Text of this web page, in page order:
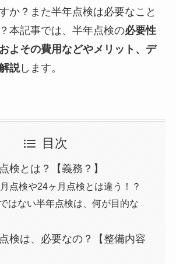
か？また半年点検は必要なこと
本記事では、半年点検の必要性
よその費用などやメリット、デ
説します。
目次
検とは？【義務？】
点検や24ヶ月点検とは違う！？
はない半年点検は、何が目的な
検は、必要なの？【整備内容